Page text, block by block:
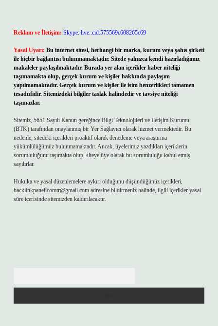
Reklam ve İletişim: Skype: live:.cid.575569c608265c69
Yasal Uyarı: Bu internet sitesi, herhangi bir marka, kurum veya şahıs şirketi
ile hiçbir bağlantısı bulunmamaktadır. Sitede yalnızca kendi hazırladığımız
makaleler paylaşılmaktadır. Burada yer alan içerikler haber niteliği
taşımamakta olup, gerçek kurum ve kişiler hakkında paylaşım
yapılmamaktadır. Gerçek kurum ve kişiler ile isim benzerlikleri tamamen
tesadüfidir. Sitemizdeki bilgiler taslak halindedir ve tavsiye niteliği
taşımazlar.
Sitemiz, 5651 Sayılı Kanun gereğince Bilgi Teknolojileri ve İletişim Kurumu
(BTK) tarafından onaylanmış bir Yer Sağlayıcı olarak hizmet vermektedir. Bu
nedenle, sitedeki içerikleri proaktif olarak denetleme veya araştırma
yükümlülüğümüz bulunmamaktadır. Ancak, üyelerimiz yazdıkları içeriklerin
sorumluluğunu taşımakta olup, siteye üye olarak bu sorumluluğu kabul etmiş
sayılırlar.
Hukuka ve yasal düzenlemelere aykırı olduğunu düşündüğünüz içerikleri,
backlinkpanelicomtr@gmail.com adresine bildirmeniz halinde, ilgili içerikler yasal
süre içerisinde sitemizden kaldırılacaktır.